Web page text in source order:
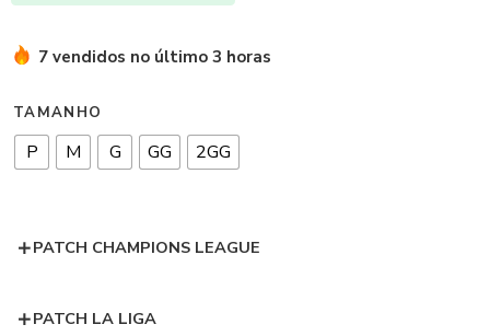
7 vendidos no último 3 horas
TAMANHO
P M G GG 2GG
PATCH CHAMPIONS LEAGUE
PATCH LA LIGA